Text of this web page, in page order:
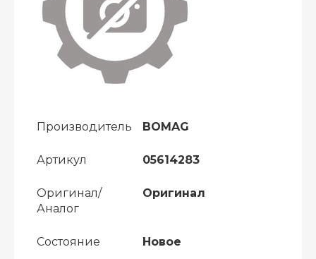
Производитель BOMAG
Артикул 05614283
Оригинал/
Аналог
Оригинал
Состояние Новое